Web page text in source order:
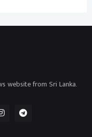
website from Sri Lanka.